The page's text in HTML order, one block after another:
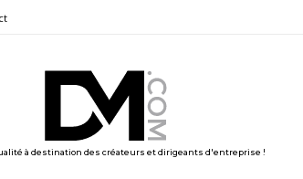
à destination des créateurs et dirigeants d'entreprise !